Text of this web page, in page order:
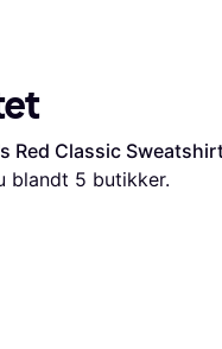
Red Classic
blandt 5 butikker.